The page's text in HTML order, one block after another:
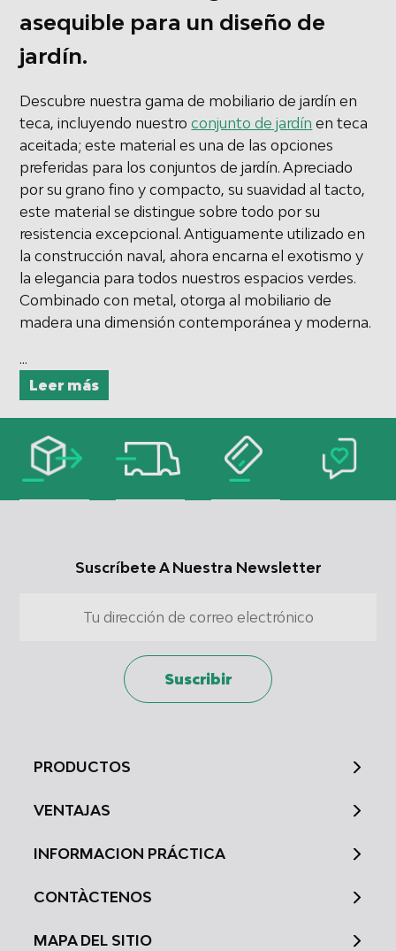
asequible para un diseño de
jardín.
Descubre nuestra gama de mobiliario de jardín en
teca, incluyendo nuestroconjunto de jardín en teca
aceitada; este material es una de las opciones
preferidas para los conjuntos de jardín. Apreciado
por su grano fino y compacto, su suavidad al tacto,
este material se distingue sobre todo por su
resistencia excepcional. Antiguamente utilizado en
la construcción naval, ahora encarna el exotismo y
la elegancia para todos nuestros espacios verdes.
Combinado con metal, otorga al mobiliario de
madera una dimensión contemporánea y moderna.
...
Leer más
Suscríbete A Nuestra Newsletter
Suscribir
PRODUCTOS
VENTAJAS
INFORMACION PRÁCTICA
CONTÀCTENOS
MAPA DEL SITIO
Crear perfiles para publicidad
personalizada
Crear un perfil para personalizar el
contenido
Uso de perfiles para la selección de
contenido personalizado
Medir el rendimiento de la publicidad
Medir el rendimiento del contenido
Comprender al público a través de
estadísticas o a través de la combinación
de datos procedentes de diferentes
Desarrollo y mejora de los servicios
Uso de datos limitados con el objetivo de
seleccionar el contenido
Características especiales de la IAB:
Necesarias